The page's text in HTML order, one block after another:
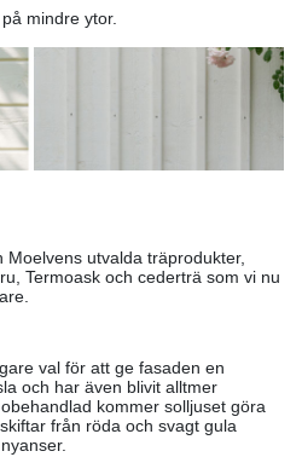
mindre ytor.
utvalda träprodukter,
Termoask och cederträ som vi nu
val för att ge fasaden en
och har även blivit alltmer
kommer solljuset göra
från röda och svagt gula